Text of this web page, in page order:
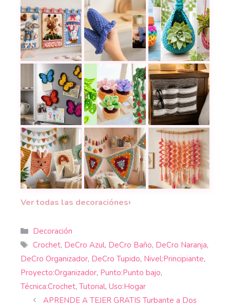
Tapices a crochet que llenan cualquier pared de
Estas agarraderas a crochet
Maceteros a
Imanes de mariposa a crochet para aprovechar
Plantas que no mueren: cactus,
Cómo tejer un
Guirnaldas de banderines a crochet con letras,
Guirnalda de triángulos granny a
Transforma tu
Ver todas las decoraciónes›
Categorías
Decoración
Etiquetas
Crochet, DeCro Azul, DeCro Baño, DeCro Naranja,
DeCro Organizador, DeCro Tupido, Nivel:Principiante,
Proyecto:Organizador, Punto:Punto bajo,
Técnica:Crochet, Tutorial, Uso:Hogar
APRENDE A TEJER GRATIS Turbante a Dos